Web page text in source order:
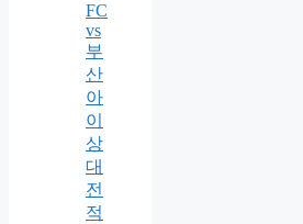
FC
vs
부
산
아
이
상
대
전
적